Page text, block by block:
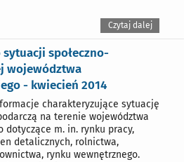
Czytaj dalej
społeczno-
województwa
- kwiecień 2014
charakteryzujące sytuację
na terenie województwa
dotyczące m. in. rynku pracy,
detalicznych, rolnictwa,
rynku wewnętrznego.